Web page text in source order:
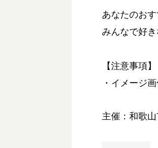
あなたのお
みんなで好
【注意事項】
・イメージ
主催：和歌